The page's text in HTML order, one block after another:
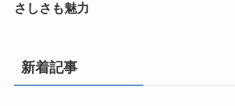
さしさも魅力
新着記事